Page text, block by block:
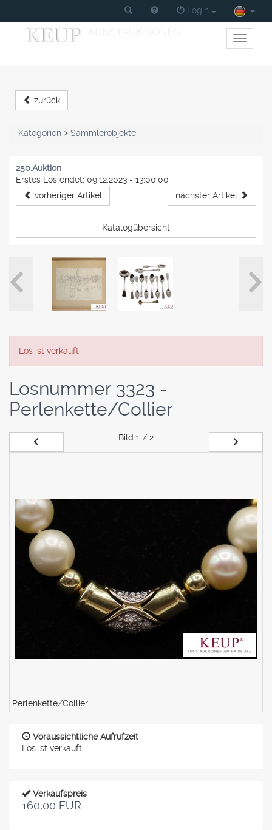
Login
Toggle
primary
zurück
Kategorien > Sammlerobjekte
250.Auktion
Erstes Los endet: 09.12.2023 - 13:00:00
vorheriger Artikel
nächster Artikel
Katalogübersicht
Los ist verkauft
Losnummer 3323 -
Perlenkette/Collier
Bild 1 / 2
Perlenkette/Collier
Voraussichtliche Aufrufzeit
Los ist verkauft
Verkaufspreis
160,00 EUR